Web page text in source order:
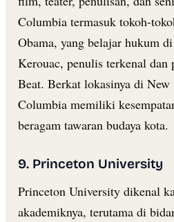
Columbia termasuk tokoh-
Obama, yang belajar hukum
Kerouac, penulis terkenal dan
Beat. Berkat lokasinya di
Columbia memiliki
beragam tawaran budaya kota.
9. Princeton University
Princeton University dikenal
akademiknya, terutama di